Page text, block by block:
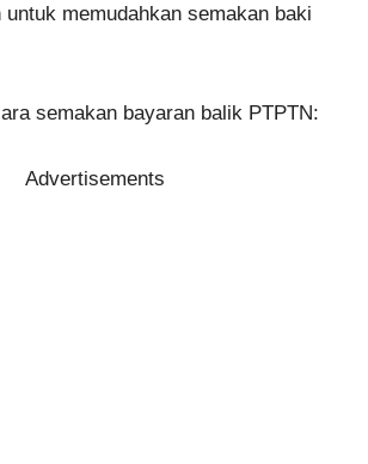
memudahkan semakan baki
semakan bayaran balik PTPTN:
Advertisements